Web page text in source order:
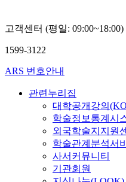
고객센터 (평일: 09:00~18:00)
1599-3122
ARS 번호안내
관련누리집
대학공개강의
학술정보통계시
외국학술지지원
학술관계분석서
사서커뮤니티
기관회원